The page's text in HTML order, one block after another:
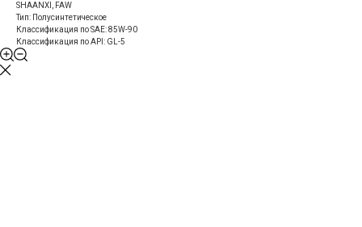
SHAANXI, FAW
Тип: Полусинтетическое
Классификация по SAE: 85W-90
Классификация по API: GL-5